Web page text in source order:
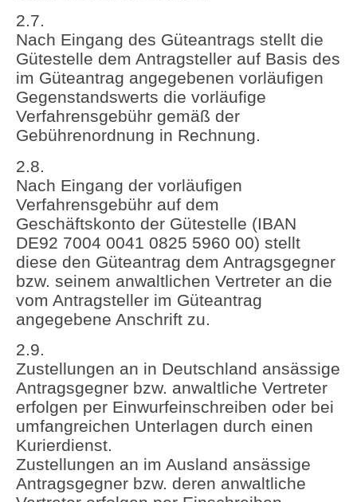
2.7.
Nach Eingang des Güteantrags stellt die
Gütestelle dem Antragsteller auf Basis des
im Güteantrag angegebenen vorläufigen
Gegenstandswerts die vorläufige
Verfahrensgebühr gemäß der
Gebührenordnung in Rechnung.
2.8.
Nach Eingang der vorläufigen
Verfahrensgebühr auf dem
Geschäftskonto der Gütestelle (IBAN
DE92 7004 0041 0825 5960 00) stellt
diese den Güteantrag dem Antragsgegner
bzw. seinem anwaltlichen Vertreter an die
vom Antragsteller im Güteantrag
angegebene Anschrift zu.
2.9.
Zustellungen an in Deutschland ansässige
Antragsgegner bzw. anwaltliche Vertreter
erfolgen per Einwurfeinschreiben oder bei
umfangreichen Unterlagen durch einen
Kurierdienst.
Zustellungen an im Ausland ansässige
Antragsgegner bzw. deren anwaltliche